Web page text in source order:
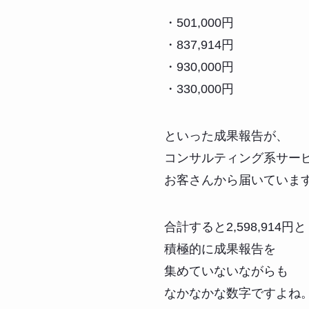
・501,000円
・837,914円
・930,000円
・330,000円
といった成果報告が、
コンサルティング系サー
お客さんから届いていま
合計すると2,598,914円と
積極的に成果報告を
集めていないながらも
なかなかな数字ですよね。